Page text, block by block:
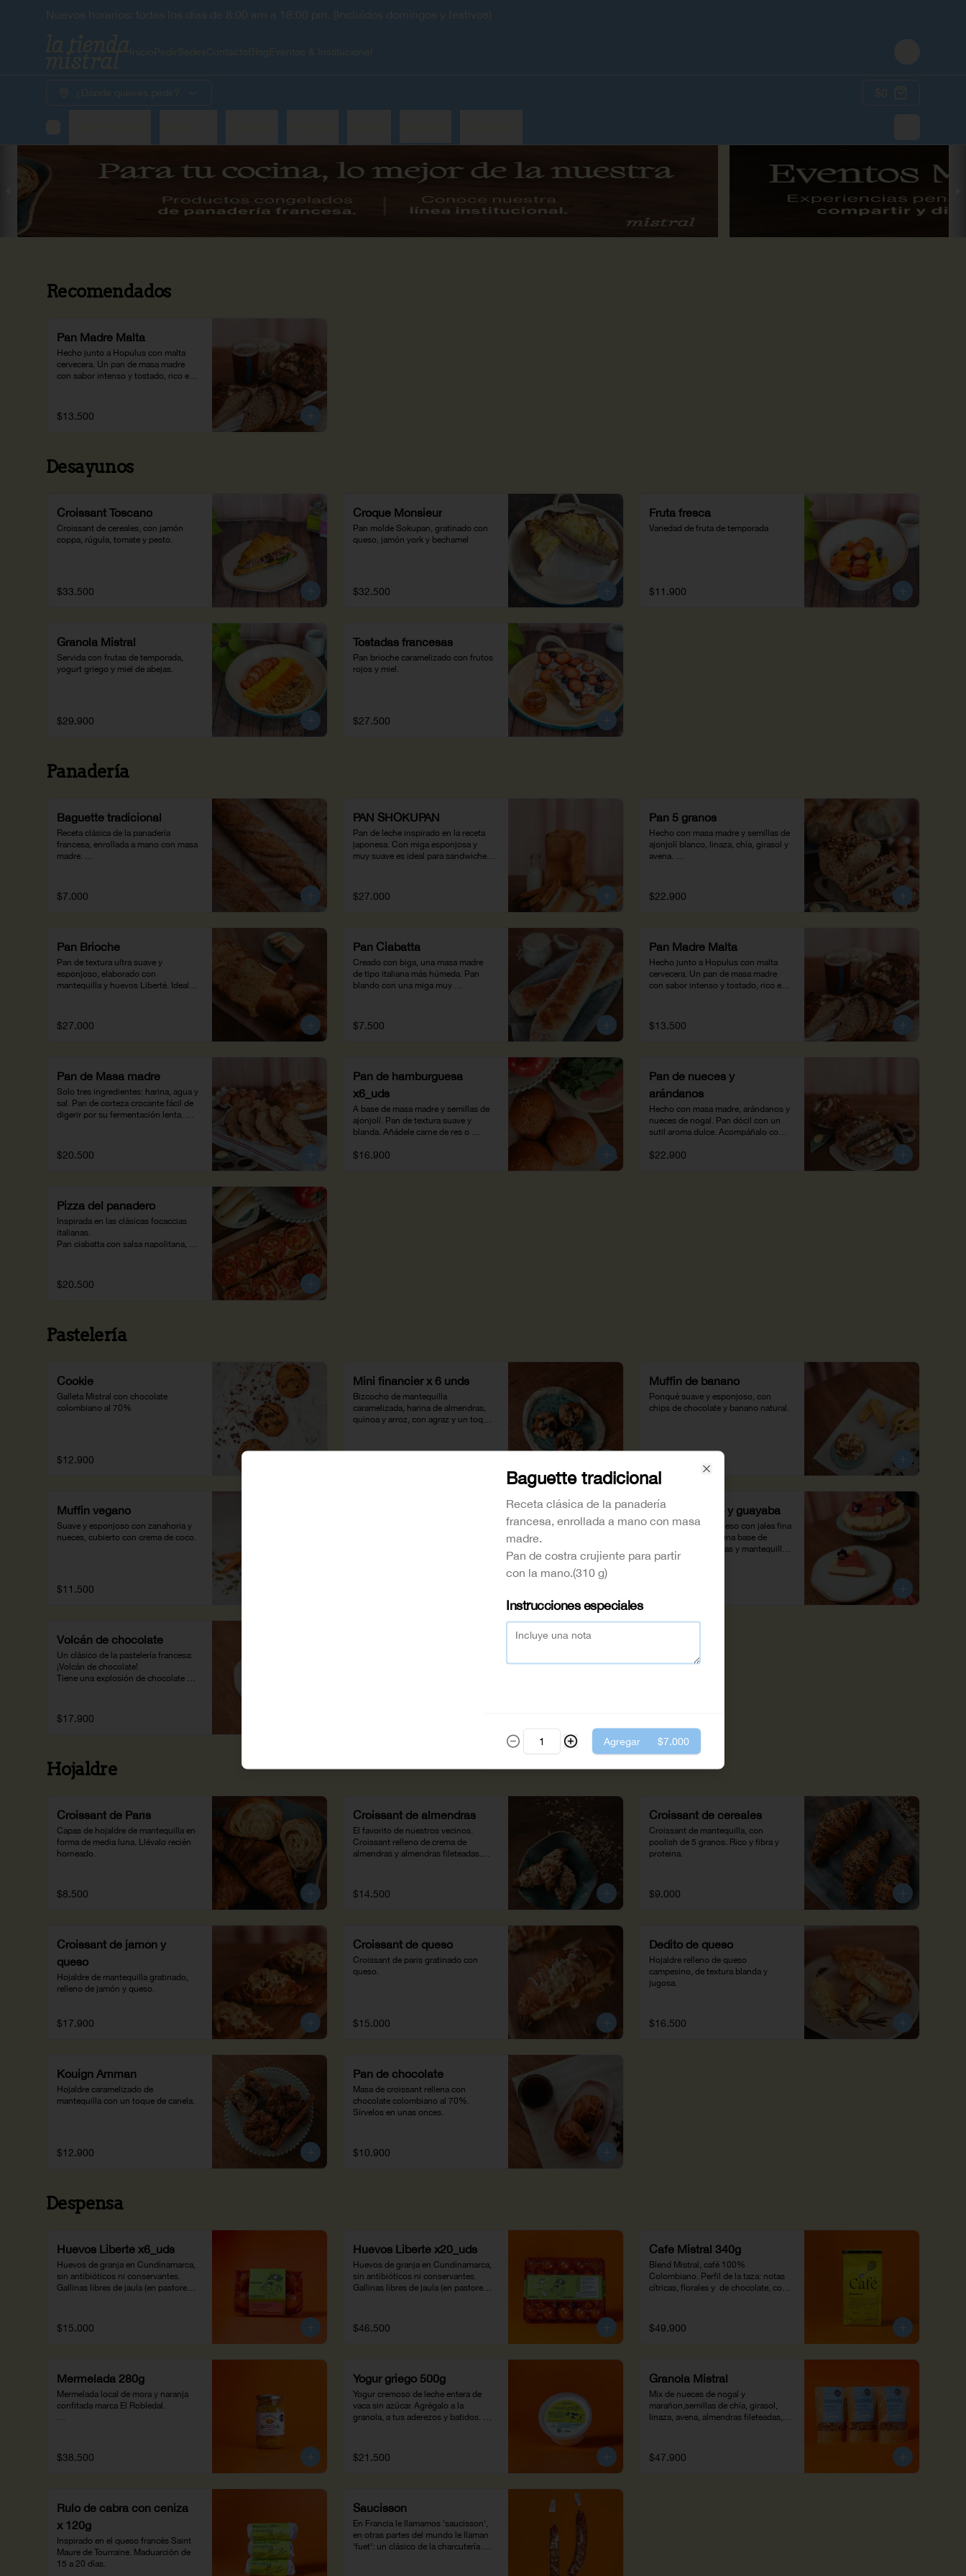
Recomendados
Pan Madre Malta
Hecho junto a Hopulus con malta
cervecera. Un pan de masa madre
con sabor intenso y tostado, rico en
$13.500
Desayunos
Croissant Toscano
Croissant de cereales, con jamón
coppa, rúgula, tomate y pesto.
$33.500
Croque Monsieur
Pan molde Sokupan, gratinado con
queso, jamón york y bechamel
$32.500
Fruta fresca
Variedad de fruta de temporada
$11.900
Granola Mistral
Servida con frutas de temporada,
yogurt griego y miel de abejas.
$29.900
Tostadas francesas
Pan brioche caramelizado con frutos
rojos y miel.
$27.500
Panadería
Baguette tradicional
Receta clásica de la panadería
francesa, enrollada a mano con masa
madre.
$7.000
PAN SHOKUPAN
Pan de leche inspirado en la receta
japonesa. Con miga esponjosa y
muy suave es ideal para sandwiches
$27.000
Pan 5 granos
Hecho con masa madre y semillas de
ajonjolí blanco, linaza, chía, girasol y
avena.
huevo y aguacate. (950 g)
$22.900
Pan Brioche
Pan de textura ultra suave y
esponjoso, elaborado con
mantequilla y huevos Liberté. Ideal
desayuno con tostadas a la
francesa (370g).
$27.000
Pan Ciabatta
Creado con biga, una masa madre
de tipo italiana más húmeda. Pan
blando con una miga muy
$7.500
Pan Madre Malta
Hecho junto a Hopulus con malta
cervecera. Un pan de masa madre
con sabor intenso y tostado, rico en
$13.500
Pan de Masa madre
Solo tres ingredientes: harina, agua y
sal. Pan de corteza crocante fácil de
digerir por su fermentación lenta.
$20.500
Pan de hamburguesa
x6_uds
A base de masa madre y semillas de
ajonjolí. Pan de textura suave y
blanda. Añádele carne de res o
francesa Mistral. Peso neto: 375g.
$16.900
Pan de nueces y
arándanos
Hecho con masa madre, arándanos y
nueces de nogal. Pan dócil con un
sutil aroma dulce. Acompáñalo con
(470 g)
$22.900
Pizza del panadero
Inspirada en las clásicas focaccias
italianas.
Pan ciabatta con salsa napolitana,
$20.500
Pastelería
Cookie
Galleta Mistral con chocolate
colombiano al 70%
$12.900
Mini financier x 6 unds
Bizcocho de mantequilla
caramelizada, harina de almendras,
quinoa y arroz, con agraz y un toque
Muffin de banano
Ponqué suave y esponjoso, con
chips de chocolate y banano natural.
Muffin vegano
Suave y esponjoso con zanahoria y
nueces, cubierto con crema de coco.
$11.500
Tarte de queso y guayaba
Tarta cremosa de queso con jalea fina
de guayaba, sobre una base de
crumble de almendras y mantequilla
caramelizada. 6/8 porciones
Volcán de chocolate
Un clásico de la pastelería francesa:
¡Volcán de chocolate!
Tiene una explosión de chocolate al
$17.900
Hojaldre
Croissant de París
Capas de hojaldre de mantequilla en
forma de media luna. Llévalo recién
horneado.
$8.500
Croissant de almendras
El favorito de nuestros vecinos.
Croissant relleno de crema de
almendras y almendras fileteadas.
$14.500
Croissant de cereales
Croissant de mantequilla, con
poolish de 5 granos. Rico y fibra y
proteina.
$9.000
Croissant de jamón y
queso
Hojaldre de mantequilla gratinado,
relleno de jamón y queso.
$17.900
Croissant de queso
Croissant de paris gratinado con
queso.
$15.000
Dedito de queso
Hojaldre relleno de queso
campesino, de textura blanda y
jugosa.
$16.500
Kouign Amman
Hojaldre caramelizado de
mantequilla con un toque de canela.
$12.900
Pan de chocolate
Masa de croissant rellena con
chocolate colombiano al 70%.
Sírvelos en unas onces.
$10.900
Despensa
Huevos Liberté x6_uds
Huevos de granja en Cundinamarca,
sin antibióticos ni conservantes.
Gallinas libres de jaula (en pastoreo)
fuentes vegetales de omega 3 y
plantas nativas de la región. Huevos
propio gusto.
$15.000
Huevos Liberté x20_uds
Huevos de granja en Cundinamarca,
sin antibióticos ni conservantes.
Gallinas libres de jaula (en pastoreo)
fuentes vegetales de omega 3 y
plantas nativas de la región.
¡Prepáralos en casa a tu propio
gusto!
$46.500
Café Mistral 340g
Blend Mistral, café 100%
Colombiano. Perfil de la taza: notas
cítricas, florales y  de chocolate, con
snm -1700 m snm.
$49.900
Mermelada 280g
Mermelada local de mora y naranja
confitada marca El Robledal.
$38.500
Yogur griego 500g
Yogur cremoso de leche entera de
vaca sin azúcar. Agrégalo a la
granola, a tus aderezos y batidos.
$21.500
Granola Mistral
Mix de nueces de nogal y
marañon,semillas de chía, girasol,
linaza, avena, almendras fileteadas,
azahar. Horneada y crocante,
agrégale yogur o leches vegetales.
$47.900
Rulo de cabra con ceniza
x 120g
Inspirado en el queso francés Saint
Maure de Tourraine. Maduarción de
15 a 20 días.
Saucisson
En Francia le llamamos 'saucisson',
en otras partes del mundo le llaman
'fuet': un clásico de la charcutería
Baguette tradicional
Receta clásica de la panadería
francesa, enrollada a mano con masa
madre.
Pan de costra crujiente para partir
con la mano.(310 g)
Instrucciones especiales
Agregar $7.000